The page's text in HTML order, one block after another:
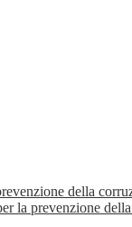
della
la prevenzione